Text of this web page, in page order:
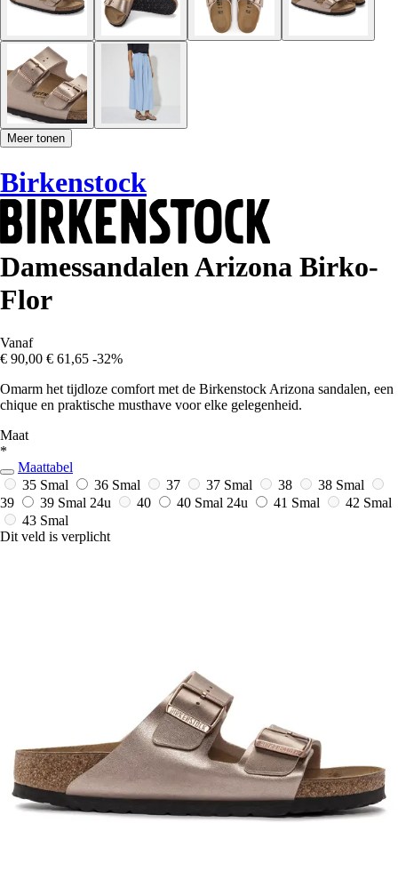
Meer tonen
Birkenstock
Damessandalen Arizona Birko-
Flor
Vanaf
€ 90,00 € 61,65 -32%
Omarm het tijdloze comfort met de Birkenstock Arizona sandalen, een
chique en praktische musthave voor elke gelegenheid.
Maat
*
Maattabel
35 Smal
36 Smal 37 37 Smal 38
38 Smal
39
39 Smal 24u 40 40 Smal 24u 41 Smal
42 Smal
43 Smal
Dit veld is verplicht